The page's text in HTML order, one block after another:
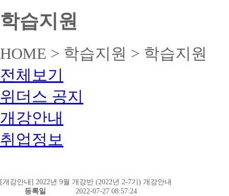
학습지원
HOME > 학습지원 > 학습지원
전체보기
위더스 공지
개강안내
취업정보
[개강안내] 2022년 9월 개강반 (2022년 2-7기) 개강안내
등록일
2022-07-27 08:57:24